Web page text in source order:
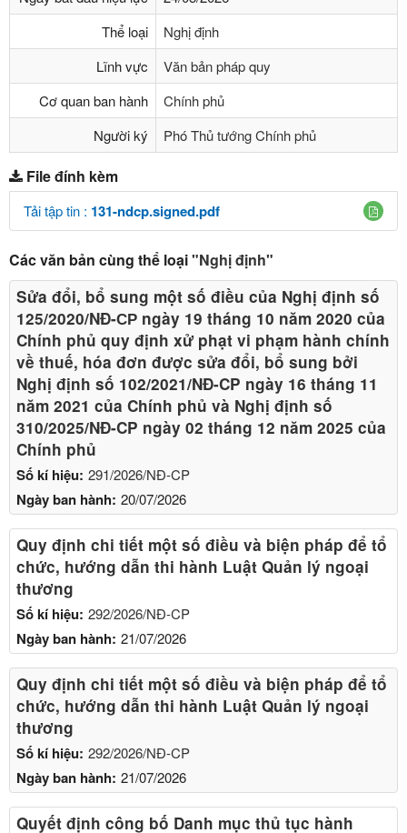
Thể loại
Nghị định
Lĩnh vực
Văn bản pháp quy
Cơ quan ban hành
Chính phủ
Người ký
Phó Thủ tướng Chính phủ
File đính kèm
Tải tập tin : 131-ndcp.signed.pdf
Các văn bản cùng thể loại"Nghị định"
Số kí hiệu: 291/2026/NĐ-CP
Ngày ban hành: 20/07/2026
Sửa đổi, bổ sung một số điều của Nghị định số
125/2020/NĐ-СР ngày 19 tháng 10 năm 2020 của
Chính phủ quy định xử phạt vi phạm hành chính
về thuế, hóa đơn được sửa đổi, bổ sung bởi
Nghị định số 102/2021/NĐ-CP ngày 16 tháng 11
năm 2021 của Chính phủ và Nghị định số
310/2025/NĐ-CP ngày 02 tháng 12 năm 2025 của
Chính phủ
Số kí hiệu: 292/2026/NĐ-CP
Ngày ban hành: 21/07/2026
Quy định chi tiết một số điều và biện pháp để tổ
chức, hướng dẫn thi hành Luật Quản lý ngoại
thương
Số kí hiệu: 292/2026/NĐ-CP
Ngày ban hành: 21/07/2026
Quy định chi tiết một số điều và biện pháp để tổ
chức, hướng dẫn thi hành Luật Quản lý ngoại
thương
Quyết định công bố Danh mục thủ tục hành